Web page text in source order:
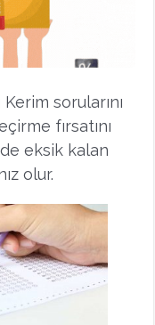
Kerim sorularını
fırsatını
eksik kalan
olur.